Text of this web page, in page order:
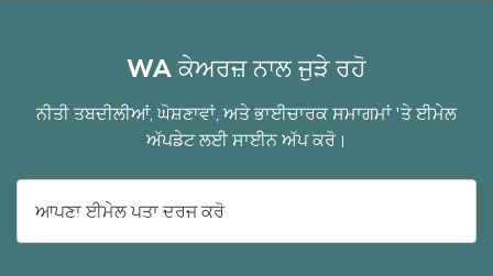
WA ਕੇਅਰਜ਼ ਨਾਲ ਜੁੜੇ ਰਹੋ
ਨੀਤੀ ਤਬਦੀਲੀਆਂ, ਘੋਸ਼ਣਾਵਾਂ, ਅਤੇ ਭਾਈਚਾਰਕ ਸਮਾਗਮਾਂ 'ਤੇ ਈਮੇਲ
ਅੱਪਡੇਟ ਲਈ ਸਾਈਨ ਅੱਪ ਕਰੋ।
ਮੇਲ
ਐਡਰੈੱਸ